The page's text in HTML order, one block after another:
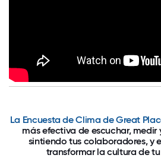
La Encuesta de Clima de Great
más efectiva de escuchar, medir
sintiendo tus colaboradores, y
transformar la cultura de